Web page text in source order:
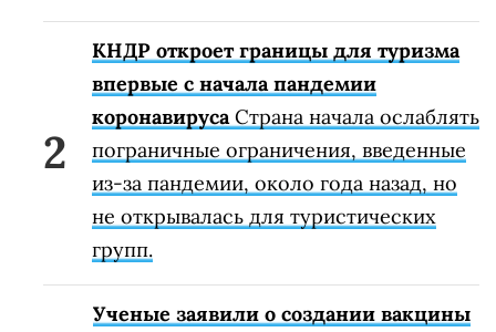
КНДР откроет границы для туризма
впервые с начала пандемии
коронавируса Страна начала ослаблять
пограничные ограничения, введенные
из-за пандемии, около года назад, но
не открывалась для туристических
групп.
Ученые заявили о создании вакцины